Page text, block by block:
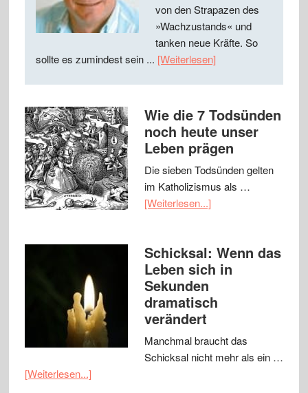
von den Strapazen des
»Wachzustands« und
tanken neue Kräfte. So
sollte es zumindest sein ... [Weiterlesen]
Wie die 7 Todsünden
noch heute unser
Leben prägen
Die sieben Todsünden gelten
im Katholizismus als …
[Weiterlesen...]
Schicksal: Wenn das
Leben sich in
Sekunden
dramatisch
verändert
Manchmal braucht das
Schicksal nicht mehr als ein …
[Weiterlesen...]